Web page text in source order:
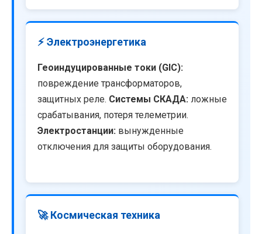
⚡ Электроэнергетика
Геоиндуцированные токи (GIC):
повреждение трансформаторов,
защитных реле. Системы СКАДА: ложные
срабатывания, потеря телеметрии.
Электростанции: вынужденные
отключения для защиты оборудования.
🚀 Космическая техника